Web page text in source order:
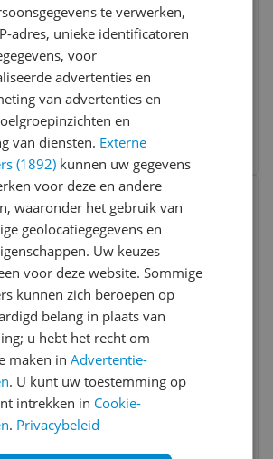
Kabel - 5m - Zwart - 4320p -
3D
v.a. € 24,18
3 prijzen
Ga naar goedkoopste
Laagste prijs ooit
HDMI Kabel - 5m - Wit
v.a. € 12,03
2 prijzen
te verwerken,
adres, unieke identificatoren
voor
advertenties en
van advertenties en
en
van diensten. Externe
(1892) kunnen uw gegevens
voor deze en andere
waaronder het gebruik van
geolocatiegegevens en
Uw keuzes
voor deze website. Sommige
kunnen zich beroepen op
belang in plaats van
u hebt het recht om
maken inAdvertentie-
. U kunt uw toestemming op
intrekken in Cookie-
. Privacybeleid